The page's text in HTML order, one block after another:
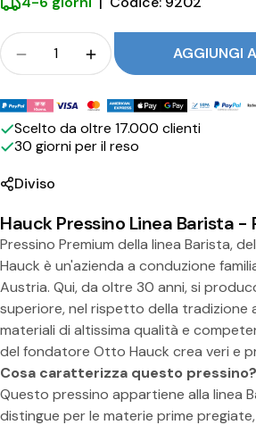
L
i
n
e
R
u
n
e
W
i
l
d
O
l
Folla
Quantità per Hauck
Quantità per Hauck
AGGIUNGI
Metodi
di
pagamento
Scelto da oltre 17.000 clienti
30 giorni per il reso
Diviso
Hauck Pressino Linea Barista -
Pressino Premium della linea Barista,
Hauck è un'azienda a conduzione
Austria. Qui, da oltre 30 anni, si
superiore, nel rispetto della tradizione
materiali di altissima qualità e
del fondatore Otto Hauck crea veri e
Cosa caratterizza questo pressino?
Questo pressino appartiene alla linea
distingue per le materie prime